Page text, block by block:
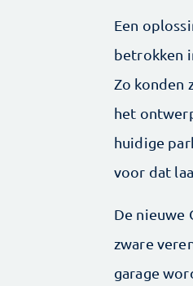
Een
betrokken
Zo konden
het
huidige
voor dat
De nieuwe
zware
garage